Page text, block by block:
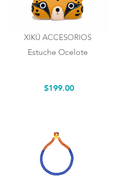
XIKÚ ACCESORIOS
Estuche Ocelote
$199.00